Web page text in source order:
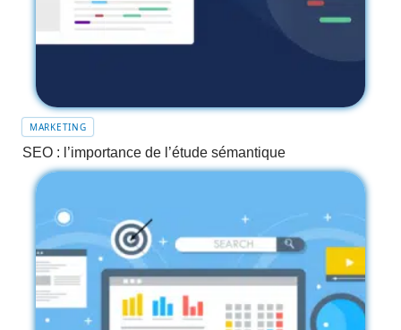
MARKETING
SEO : l’importance de l’étude sémantique